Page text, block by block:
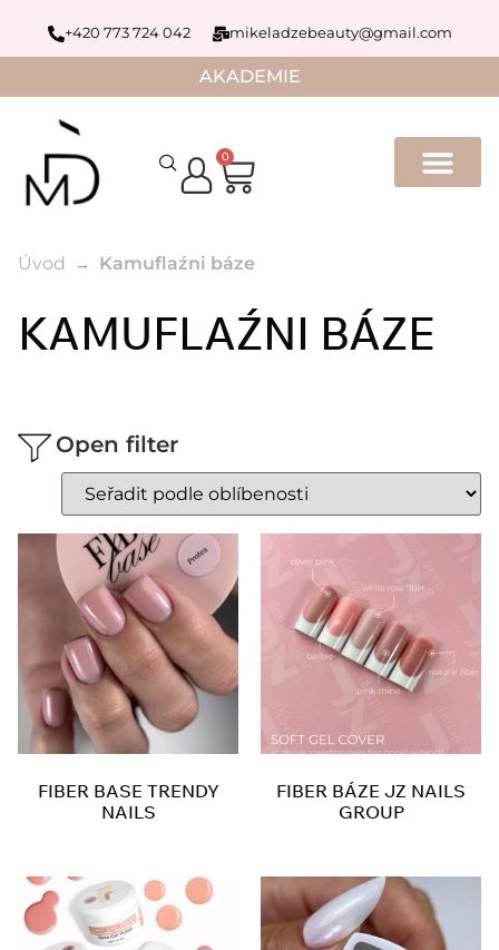
+420 773 724 042 mikeladzebeauty@gmail.com
AKADEMIE
0
Úvod Kamuflaźni báze
KAMUFLAŹNI BÁZE
Open filter
FIBER BASE TRENDY
NAILS
FIBER BÁZE JZ NAILS
GROUP